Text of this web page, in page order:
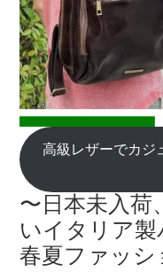
高級レザーでカジ
〜日本未入荷
いイタリア
春夏ファッ